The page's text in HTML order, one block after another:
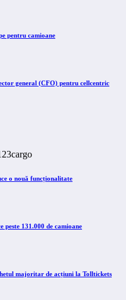
pentru camioane
general (CFO) pentru cellcentric
o nouă funcționalitate
peste 131.000 de camioane
majoritar de acțiuni la Tolltickets